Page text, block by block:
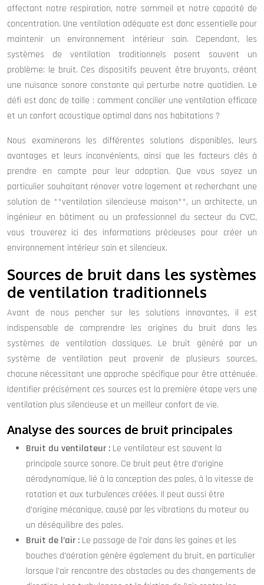
affectant notre respiration, notre sommeil et notre capacité de
concentration. Une ventilation adéquate est donc essentielle pour
maintenir un environnement intérieur sain. Cependant, les
systèmes de ventilation traditionnels posent souvent un
problème: le bruit. Ces dispositifs peuvent être bruyants, créant
une nuisance sonore constante qui perturbe notre quotidien. Le
défi est donc de taille : comment concilier une ventilation efficace
et un confort acoustique optimal dans nos habitations ?
Nous examinerons les différentes solutions disponibles, leurs
avantages et leurs inconvénients, ainsi que les facteurs clés à
prendre en compte pour leur adoption. Que vous soyez un
particulier souhaitant rénover votre logement et recherchant une
solution de **ventilation silencieuse maison**, un architecte, un
ingénieur en bâtiment ou un professionnel du secteur du CVC,
vous trouverez ici des informations précieuses pour créer un
environnement intérieur sain et silencieux.
Sources de bruit dans les systèmes
de ventilation traditionnels
Avant de nous pencher sur les solutions innovantes, il est
indispensable de comprendre les origines du bruit dans les
systèmes de ventilation classiques. Le bruit généré par un
système de ventilation peut provenir de plusieurs sources,
chacune nécessitant une approche spécifique pour être atténuée.
Identifier précisément ces sources est la première étape vers une
ventilation plus silencieuse et un meilleur confort de vie.
Analyse des sources de bruit principales
Bruit du ventilateur : Le ventilateur est souvent la
principale source sonore. Ce bruit peut être d’origine
aérodynamique, lié à la conception des pales, à la vitesse de
rotation et aux turbulences créées. Il peut aussi être
d’origine mécanique, causé par les vibrations du moteur ou
un déséquilibre des pales.
Bruit de l’air : Le passage de l’air dans les gaines et les
bouches d’aération génère également du bruit, en particulier
lorsque l’air rencontre des obstacles ou des changements de